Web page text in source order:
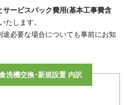
サービスパック費用(基本工事費含
たします。
必要な場合についても事前にお知
洗機交換･新規設置 内訳